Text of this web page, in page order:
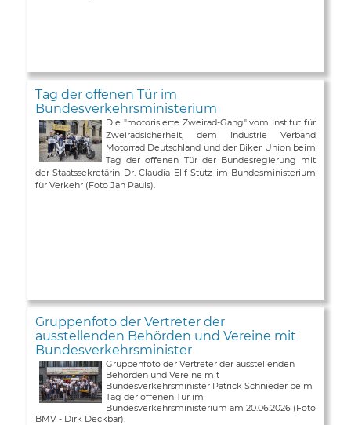
Tag der offenen Tür im
Bundesverkehrsministerium
Die "motorisierte Zweirad-Gang" vom Institut für
Zweiradsicherheit, dem Industrie Verband
Motorrad Deutschland und der Biker Union beim
Tag der offenen Tür der Bundesregierung mit
der Staatssekretärin Dr. Claudia Elif Stutz im Bundesministerium
für Verkehr (Foto Jan Pauls).
Gruppenfoto der Vertreter der
ausstellenden Behörden und Vereine mit
Bundesverkehrsminister
Gruppenfoto der Vertreter der ausstellenden
Behörden und Vereine mit
Bundesverkehrsminister Patrick Schnieder beim
Tag der offenen Tür im
Bundesverkehrsministerium am 20.06.2026 (Foto
BMV - Dirk Deckbar).